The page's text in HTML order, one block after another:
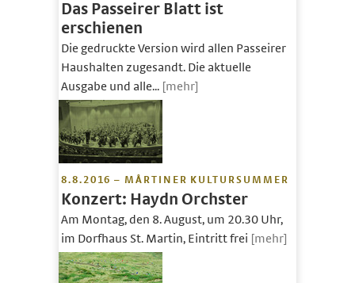
Das Passeirer Blatt ist
erschienen
Die gedruckte Version wird allen Passeirer
Haushalten zugesandt. Die aktuelle
Ausgabe und alle... [mehr]
8.8.2016 – MÅRTINER KULTURSUMMER
Konzert: Haydn Orchster
Am Montag, den 8. August, um 20.30 Uhr,
im Dorfhaus St. Martin, Eintritt frei [mehr]